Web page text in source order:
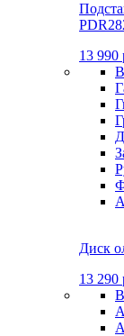
13 990
Диск
13 290